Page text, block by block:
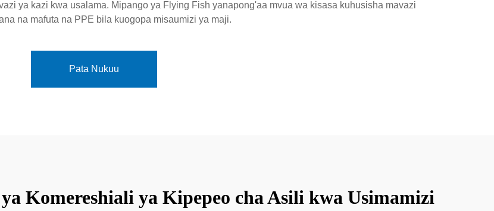
ya kazi kwa usalama. Mipango ya Flying Fish yanapong'aa mvua wa kisasa kuhusisha mavazi
na mafuta na PPE bila kuogopa misaumizi ya maji.
Pata Nukuu
Komereshiali ya Kipepeo cha Asili kwa Usimamizi